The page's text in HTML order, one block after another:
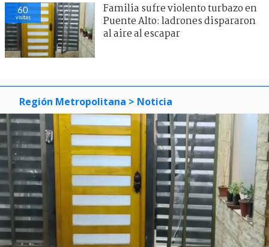
60
visitas
Familia sufre violento turbazo en
Puente Alto: ladrones dispararon
al aire al escapar
Región Metropolitana > Noticia